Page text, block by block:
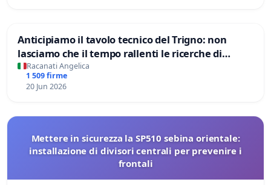
Anticipiamo il tavolo tecnico del Trigno: non
lasciamo che il tempo rallenti le ricerche di
Domenico Racanati
Racanati Angelica
1 509 firme
20 Jun 2026
Mettere in sicurezza la SP510 sebina orientale:
installazione di divisori centrali per prevenire i
frontali